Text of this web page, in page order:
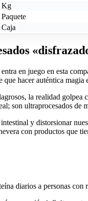
Kg
en juego en esta
hacer auténtica magia
la realidad golpea
son ultraprocesados
y distorsionar
con productos
diarios a personas